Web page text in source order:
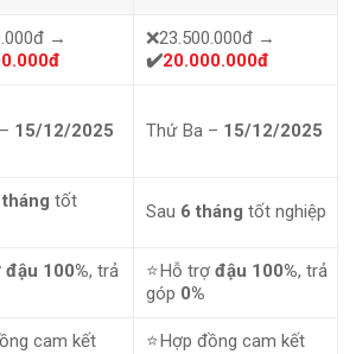
→
❌23.500.000đ →
✔️20.000.000đ
15/12/2025 Thứ Ba – 15/12/2025
tốt
Sau 6 tháng tốt nghiệp
đậu 100%, trả
⭐Hỗ trợ đậu 100%, trả
góp 0%
cam kết
⭐Hợp đồng cam kết